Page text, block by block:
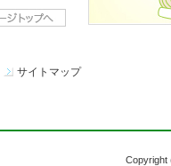
サイトマップ
Copyright